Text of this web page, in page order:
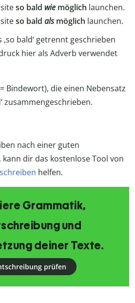
so bald wie möglich launchen.
so bald alsmöglich launchen.
bald‘ getrennt geschrieben
hier als Adverb verwendet
Bindewort), die einen Nebensatz
zusammengeschrieben.
nach einer guten
dir das kostenlose Tool von
helfen.
Grammatik,
und
deiner Texte.
prüfen